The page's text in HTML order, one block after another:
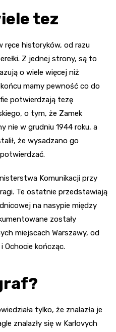
tez
ręce historyków, od razu
Z jednej strony, są to
o wiele więcej niż
mamy pewność co do
potwierdzają tezę
o tym, że Zamek
nie w grudniu 1944 roku, a
że wysadzano go
Komunikacji przy
Te ostatnie przedstawiają
na nasypie między
zostały
miejscach Warszawy, od
Ochocie kończąc.
tylko, że znalazła je
znalazły się w Karlovych